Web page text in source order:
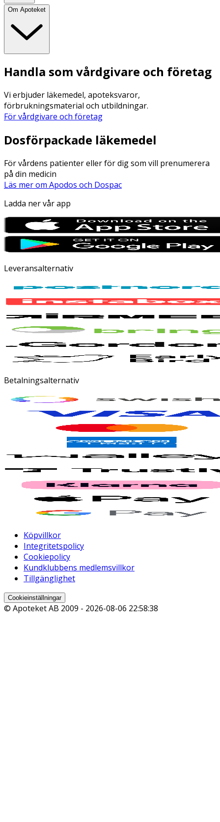
Om Apoteket
Handla som vårdgivare och företag
Vi erbjuder läkemedel, apoteksvaror,
förbrukningsmaterial och utbildningar.
För vårdgivare och företag
Dosförpackade läkemedel
För vårdens patienter eller för dig som vill prenumerera
på din medicin
Läs mer om Apodos och Dospac
Ladda ner vår app
Leveransalternativ
Betalningsalternativ
Köpvillkor
Integritetspolicy
Cookiepolicy
Kundklubbens medlemsvillkor
Tillgänglighet
Cookieinställningar
© Apoteket AB 2009 - 2026-08-06 22:58:38